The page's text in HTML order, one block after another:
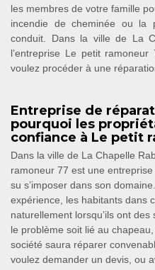
les membres de votre famille
incendie de cheminée ou la
conduit. Dans la ville de La
l’entreprise Le petit
voulez procéder à une
Entreprise de
pourquoi les
confiance à Le petit
Dans la ville de La Chapelle
ramoneur 77 est une
su s’imposer dans son
expérience, les habitants dans
naturellement lorsqu’ils ont
le problème soit lié au
société saura réparer
voulez demander un devis, ou